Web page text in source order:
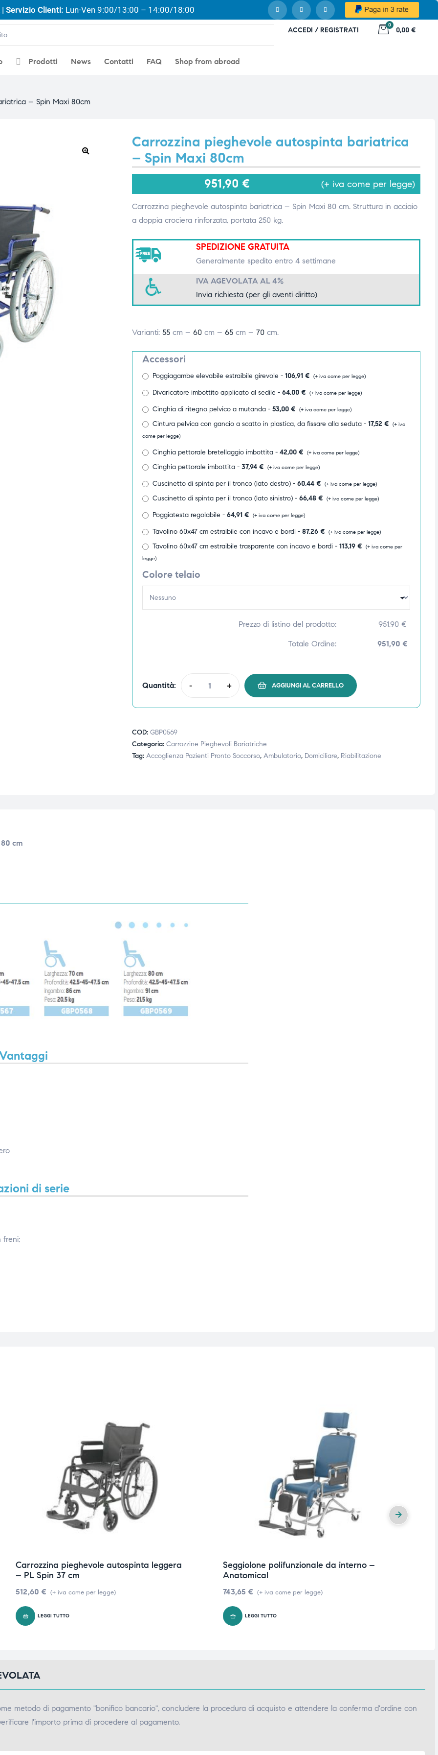
Servizio Clienti: Lun-Ven 9:00/13:00 – 14:00/18:00
ACCEDI / REGISTRATI
0
0,00 €
Prodotti News Contatti FAQ Shop from abroad
– Spin Maxi 80cm
Carrozzina pieghevole autospinta bariatrica
– Spin Maxi 80cm
951,90 € (+ iva come per legge)
Carrozzina pieghevole autospinta bariatrica – Spin Maxi 80 cm. Struttura in acciaio
a doppia crociera rinforzata, portata 250 kg.
SPEDIZIONE GRATUITA
Generalmente spedito entro 4 settimane
IVA AGEVOLATA AL 4%
Invia richiesta (per gli aventi diritto)
Varianti: 55cm – 60cm – 65cm – 70cm.
Accessori
Poggiagambe elevabile estraibile girevole - 106,91 € (+ iva come per legge)
Divaricatore imbottito applicato al sedile - 64,00 € (+ iva come per legge)
Cinghia di ritegno pelvico a mutanda - 53,00 € (+ iva come per legge)
Cintura pelvica con gancio a scatto in plastica, da fissare alla seduta - 17,52 € (+ iva
come per legge)
Cinghia pettorale bretellaggio imbottita - 42,00 € (+ iva come per legge)
Cinghia pettorale imbottita - 37,94 € (+ iva come per legge)
Cuscinetto di spinta per il tronco (lato destro) - 60,44 € (+ iva come per legge)
Cuscinetto di spinta per il tronco (lato sinistro) - 66,48 € (+ iva come per legge)
Poggiatesta regolabile - 64,91 € (+ iva come per legge)
Tavolino 60x47 cm estraibile con incavo e bordi - 87,26 € (+ iva come per legge)
Tavolino 60x47 cm estraibile trasparente con incavo e bordi - 113,19 € (+ iva come per
legge)
Colore telaio
Prezzo di listino del prodotto: 951,90 €
Totale Ordine: 951,90 €
Quantità: - + AGGIUNGI AL CARRELLO
COD: GBP0569
Categoria: Carrozzine Pieghevoli Bariatriche
Tag: Accoglienza Pazienti Pronto Soccorso, Ambulatorio, Domiciliare, Riabilitazione
cm
di serie
freni;
Carrozzina pieghevole autospinta leggera
– PL Spin 37 cm
512,60 € (+ iva come per legge)
LEGGI TUTTO
Seggiolone polifunzionale da interno –
Anatomical
743,65 € (+ iva come per legge)
LEGGI TUTTO
metodo di pagamento "bonifico bancario", concludere la procedura di acquisto e attendere la conferma d'ordine con
l'importo prima di procedere al pagamento.